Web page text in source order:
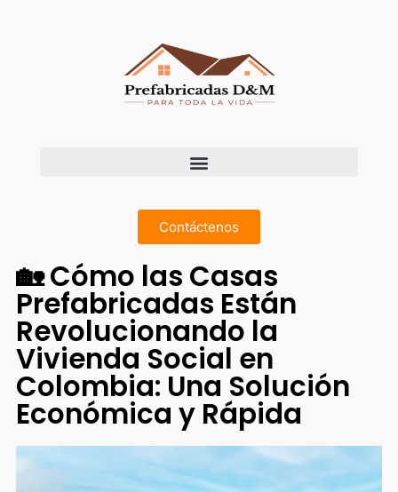
Contáctenos
🏡 Cómo las Casas
Prefabricadas Están
Revolucionando la
Vivienda Social en
Colombia: Una Solución
Económica y Rápida